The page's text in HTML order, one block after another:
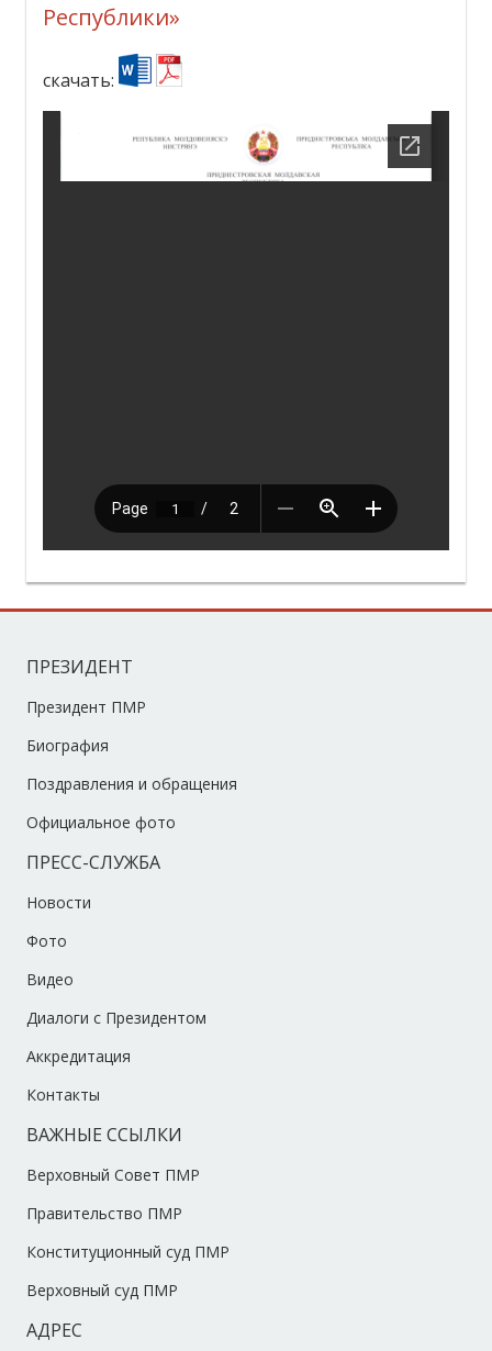
Республики»
скачать:
ПРЕЗИДЕНТ
Президент ПМР
Биография
Поздравления и обращения
Официальное фото
ПРЕСС-СЛУЖБА
Новости
Фото
Видео
Диалоги с Президентом
Аккредитация
Контакты
ВАЖНЫЕ ССЫЛКИ
Верховный Совет ПМР
Правительство ПМР
Конституционный суд ПМР
Верховный суд ПМР
АДРЕС